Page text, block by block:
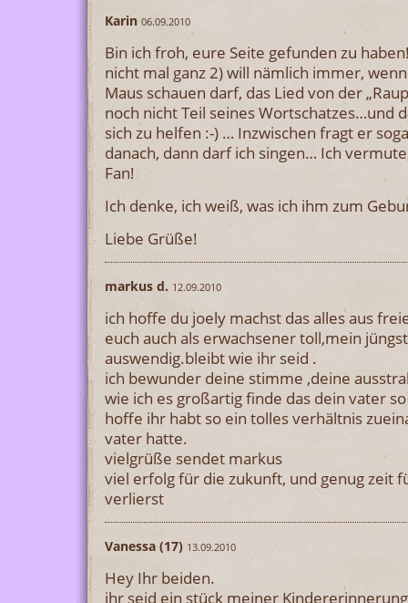
Karin 06.09.2010
Bin ich froh, eure Seite gefunden zu
nicht mal ganz 2) will nämlich immer,
Maus schauen darf, das Lied von der
noch nicht Teil seines Wortschatzes…und
sich zu helfen :-) … Inzwischen fragt er
danach, dann darf ich singen… Ich
Fan!
Ich denke, ich weiß, was ich ihm zum
Liebe Grüße!
markus d. 12.09.2010
ich hoffe du joely machst das alles aus
euch auch als erwachsener toll,mein
auswendig.bleibt wie ihr seid .
ich bewunder deine stimme ,deine
wie ich es großartig finde das dein vater
hoffe ihr habt so ein tolles verhältnis
vater hatte.
vielgrüße sendet markus
viel erfolg für die zukunft, und genug zeit
verlierst
Vanessa (17) 13.09.2010
Hey Ihr beiden.
ihr seid ein stück meiner